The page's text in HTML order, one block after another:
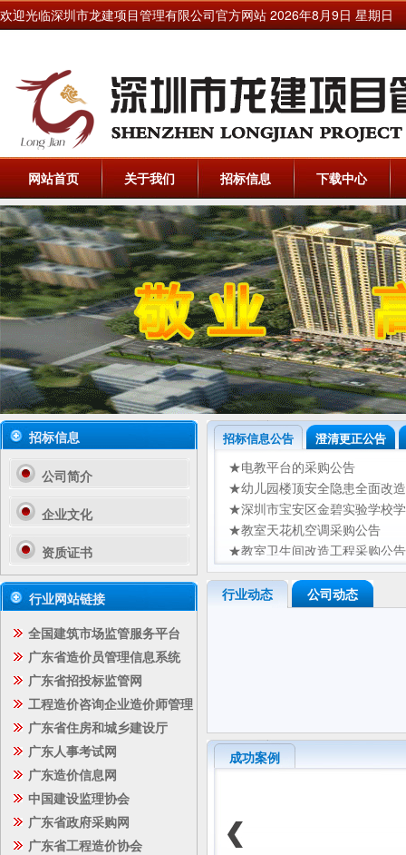
欢迎光临深圳市龙建项目管理有限公司官方网站 2026年8月9日 星期日
网站首页 关于我们 招标信息 下载中心
招标信息
公司简介
企业文化
资质证书
工程招标公告
工程中标公告
采购公告
采购中标公告
行业网站链接
全国建筑市场监管服务平台
广东省造价员管理信息系统
广东省招投标监管网
工程造价咨询企业造价师管理
广东省住房和城乡建设厅
广东人事考试网
广东造价信息网
中国建设监理协会
广东省政府采购网
广东省工程造价协会
招标信息公告 澄清更正公告
★电教平台的采购公告
★幼儿园楼顶安全隐患全面改
★深圳市宝安区金碧实验学校
★教室天花机空调采购公告
★教室卫生间改造工程采购公告
★户外防高空坠物工程采购公告
★校舍修缮工程采购公告
★班级及成人洗手间(4间)改造
行业动态 公司动态
成功案例